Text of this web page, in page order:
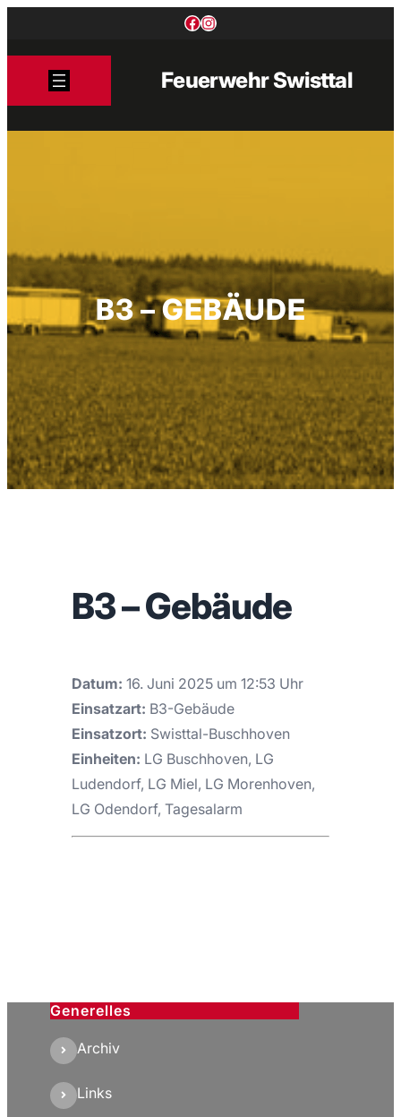
Facebook
Instagram
Feuerwehr Swisttal
B3 – GEBÄUDE
B3 – Gebäude
Datum: 16. Juni 2025 um 12:53 Uhr
Einsatzart: B3-Gebäude
Einsatzort: Swisttal-Buschhoven
Einheiten: LG Buschhoven, LG
Ludendorf, LG Miel, LG Morenhoven,
LG Odendorf, Tagesalarm
Generelles
Archiv
Links